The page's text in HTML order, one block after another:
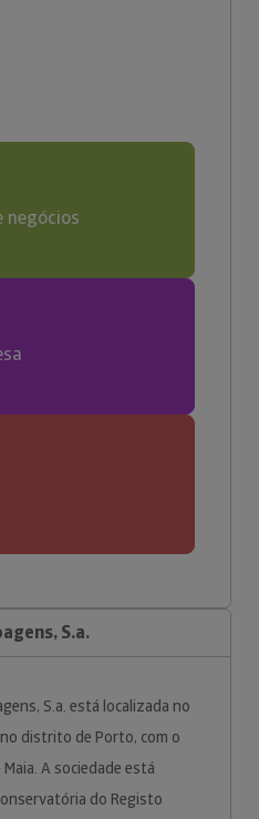
negócios
S.a.
S.a. está localizada no
distrito de Porto, com o
A sociedade está
do Registo